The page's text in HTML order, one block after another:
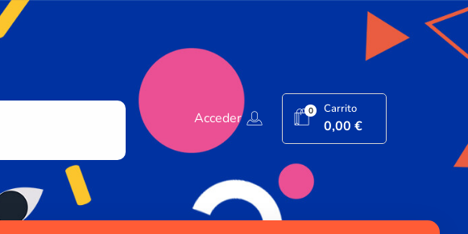
Acceder 0 Carrito
0,00€